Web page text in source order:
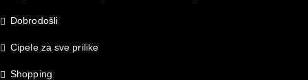
Dobrodošli
Cipele za sve prilike
Shopping